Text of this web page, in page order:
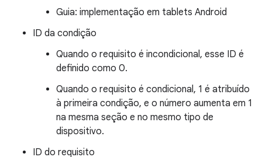
Guia: implementação em tablets Android
ID da condição
Quando o requisito é incondicional, esse ID é
definido como 0.
Quando o requisito é condicional, 1 é atribuído
à primeira condição, e o número aumenta em 1
na mesma seção e no mesmo tipo de
dispositivo.
ID do requisito